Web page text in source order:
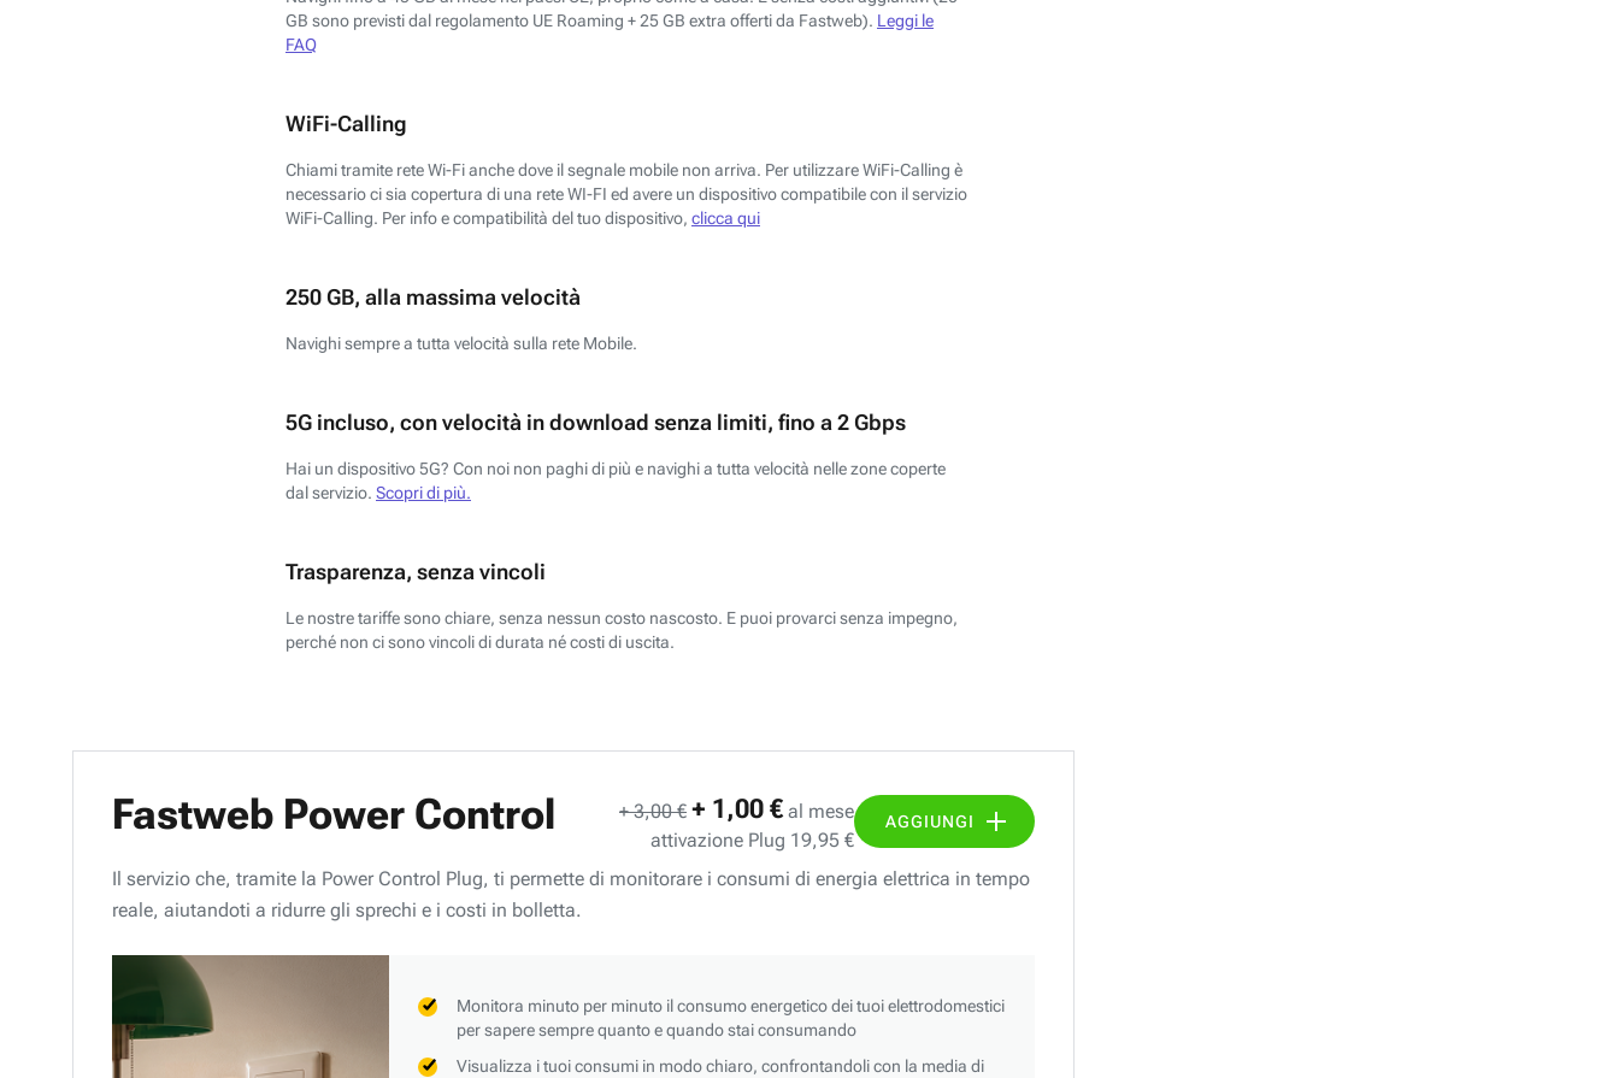
GB sono previsti dal regolamento UE Roaming + 25 GB extra offerti da Fastweb). Leggi le
FAQ
WiFi-Calling
Chiami tramite rete Wi-Fi anche dove il segnale mobile non arriva. Per utilizzare WiFi-Calling è
necessario ci sia copertura di una rete WI-FI ed avere un dispositivo compatibile con il servizio
WiFi-Calling. Per info e compatibilità del tuo dispositivo, clicca qui
250 GB, alla massima velocità
Navighi sempre a tutta velocità sulla rete Mobile.
5G incluso, con velocità in download senza limiti, fino a 2 Gbps
Hai un dispositivo 5G? Con noi non paghi di più e navighi a tutta velocità nelle zone coperte
dal servizio. Scopri di più.
Trasparenza, senza vincoli
Le nostre tariffe sono chiare, senza nessun costo nascosto. E puoi provarci senza impegno,
perché non ci sono vincoli di durata né costi di uscita.
Fastweb Power Control + 3,00 € + 1,00 € al mese
attivazione Plug 19,95 €
AGGIUNGI
Il servizio che, tramite la Power Control Plug, ti permette di monitorare i consumi di energia elettrica in tempo
reale, aiutandoti a ridurre gli sprechi e i costi in bolletta.
Monitora minuto per minuto il consumo energetico dei tuoi elettrodomestici
per sapere sempre quanto e quando stai consumando
Visualizza i tuoi consumi in modo chiaro, confrontandoli con la media di